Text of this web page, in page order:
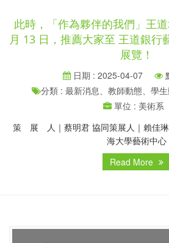
此時，「作為夥伴的我們」王
月 13 日，推薦大家至 王道銀行
展覽！
日期 : 2025-04-07
分類 : 最新消息、教師動態、學生
單位 : 美術系
策 展 人｜蔡明君 協同策展人｜賴佳琳
海大學藝術中心
Read More